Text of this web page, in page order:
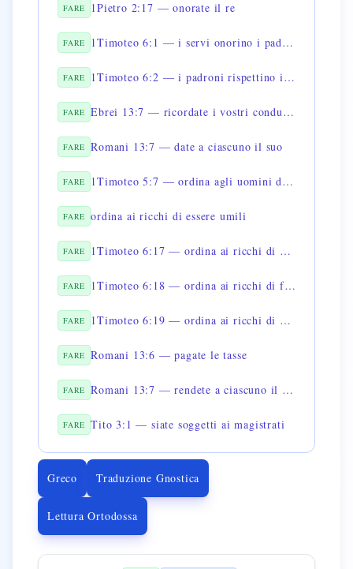
FARE 1Pietro 2:17 — onorate il re
FARE 1Timoteo 6:1 — i servi onorino i padroni
FARE 1Timoteo 6:2 — i padroni rispettino i servi
FARE Ebrei 13:7 — ricordate i vostri conduttori
FARE Romani 13:7 — date a ciascuno il suo
FARE 1Timoteo 5:7 — ordina agli uomini di essere irreprensibili
FARE ordina ai ricchi di essere umili
FARE 1Timoteo 6:17 — ordina ai ricchi di confidare in Dio
FARE 1Timoteo 6:18 — ordina ai ricchi di fare opere buone
FARE 1Timoteo 6:19 — ordina ai ricchi di afferrare la vita eterna
FARE Romani 13:6 — pagate le tasse
FARE Romani 13:7 — rendete a ciascuno il dovuto
FARE Tito 3:1 — siate soggetti ai magistrati
Greco Traduzione Gnostica
Lettura Ortodossa